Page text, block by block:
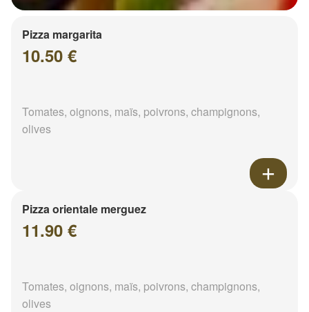
Pizza margarita
10.50 €
Tomates, oignons, maïs, poivrons, champignons,
olives
Pizza orientale merguez
11.90 €
Tomates, oignons, maïs, poivrons, champignons,
olives